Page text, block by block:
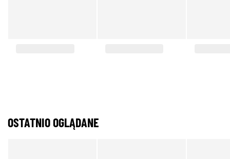
OSTATNIO OGLĄDANE